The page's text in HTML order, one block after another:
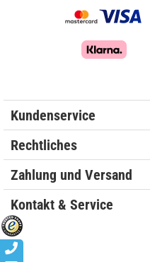
Kundenservice
Rechtliches
Zahlung und Versand
Kontakt & Service